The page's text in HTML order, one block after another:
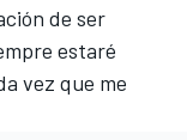
de ser
estaré
vez que me